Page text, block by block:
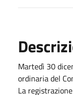
Martedì 30
ordinaria del
La